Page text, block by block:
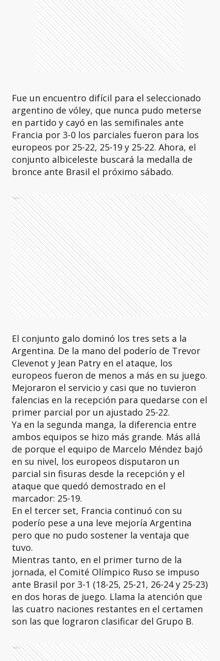
Fue un encuentro difícil para el seleccionado
argentino de vóley, que nunca pudo meterse
en partido y cayó en las semifinales ante
Francia por 3-0 los parciales fueron para los
europeos por 25-22, 25-19 y 25-22. Ahora, el
conjunto albiceleste buscará la medalla de
bronce ante Brasil el próximo sábado.
Ads
El conjunto galo dominó los tres sets a la
Argentina. De la mano del poderío de Trevor
Clevenot y Jean Patry en el ataque, los
europeos fueron de menos a más en su juego.
Mejoraron el servicio y casi que no tuvieron
falencias en la recepción para quedarse con el
primer parcial por un ajustado 25-22.
Ya en la segunda manga, la diferencia entre
ambos equipos se hizo más grande. Más allá
de porque el equipo de Marcelo Méndez bajó
en su nivel, los europeos disputaron un
parcial sin fisuras desde la recepción y el
ataque que quedó demostrado en el
marcador: 25-19.
En el tercer set, Francia continuó con su
poderío pese a una leve mejoría Argentina
pero que no pudo sostener la ventaja que
tuvo.
Mientras tanto, en el primer turno de la
jornada, el Comité Olímpico Ruso se impuso
ante Brasil por 3-1 (18-25, 25-21, 26-24 y 25-23)
en dos horas de juego. Llama la atención que
las cuatro naciones restantes en el certamen
son las que lograron clasificar del Grupo B.
Ads